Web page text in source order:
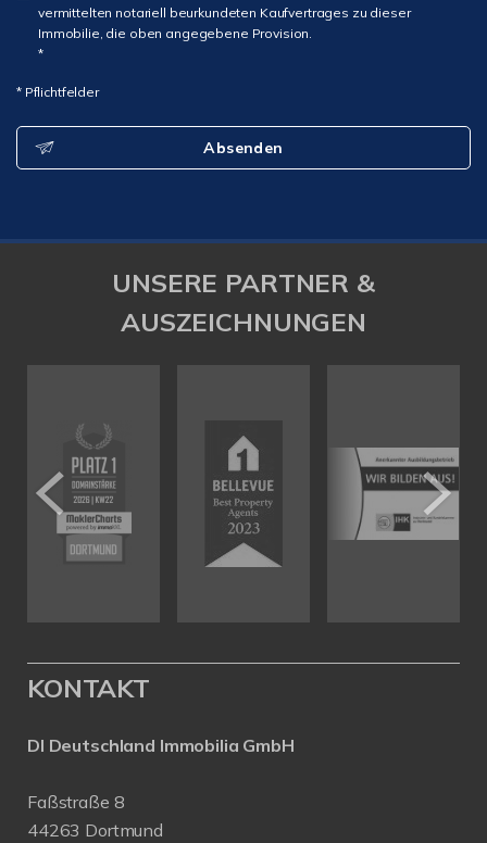
vermittelten notariell beurkundeten Kaufvertrages zu dieser
Immobilie, die oben angegebene Provision.
*
* Pflichtfelder
Absenden
UNSERE PARTNER &
AUSZEICHNUNGEN
KONTAKT
DI Deutschland Immobilia GmbH
Faßstraße 8
44263 Dortmund